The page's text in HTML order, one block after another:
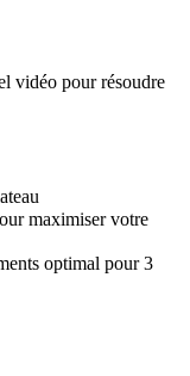
vidéo pour résoudre
maximiser votre
optimal pour 3